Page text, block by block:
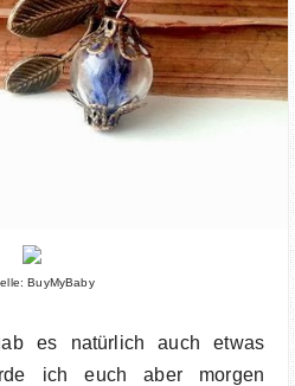
BuyMyBaby
es natürlich auch etwas
ich euch aber morgen